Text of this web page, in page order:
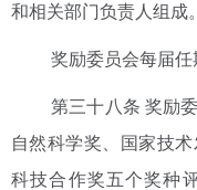
和相关部门负责人组成。
奖励委员会每届任
第三十八条 奖励
自然科学奖、国家技
科技合作奖五个奖种